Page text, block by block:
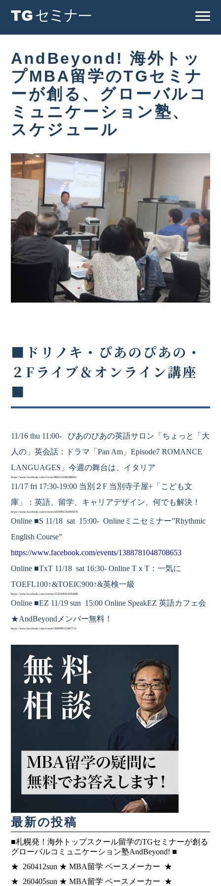
AndBeyond! 海外トッ
プMBA留学のTGセミナ
ーが創る、グローバルコ
ミュニケーション塾、
スケジュール
■ドリノキ・ぴあのぴあの・
２Fライブ＆オンライン講座
■
11/16 thu 11:00- ぴあのぴあの英語サロン「ちょっと「大
人の」英会話：ドラマ「Pan Am」Episode7ROMANCE
LANGUAGES 」今週の舞台は、イタリア
https://www.facebook.com/events/884116186398655
11/17 fri 17:30-19:00 当別２F 当別寺子屋+「こども文
庫」：英語、留学、キャリアデザイン、何でも解決！
https://www.facebook.com/events/1059981392095676
Online ■S 11/18 sat 15:00- Onlineミニセミナー”Rhythmic
English Course”
https://www.facebook.com/events/1388781048708653
Online ■TxT 11/18 sat 16:30- Online TｘT：一気に
TOEFL100↑&TOEIC900↑&英検一級
https://www.facebook.com/events/1532506414183686
Online ■EZ 11/19 sun 15:00 Online SpeakEZ 英語カフェ会
★AndBeyondメンバー無料！
https://www.facebook.com/events/369089552467711
最新の投稿
■札幌発！海外トップスクール留学のTGセミナーが創る
グローバルコミュニケーション塾AndBeyond! ■
★ 260412sun ★ MBA留学 ペースメーカー ★
★ 260405sun ★ MBA留学 ペースメーカー ★